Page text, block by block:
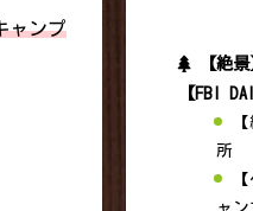
ャンプ
【絶
【FBI
所
ャン